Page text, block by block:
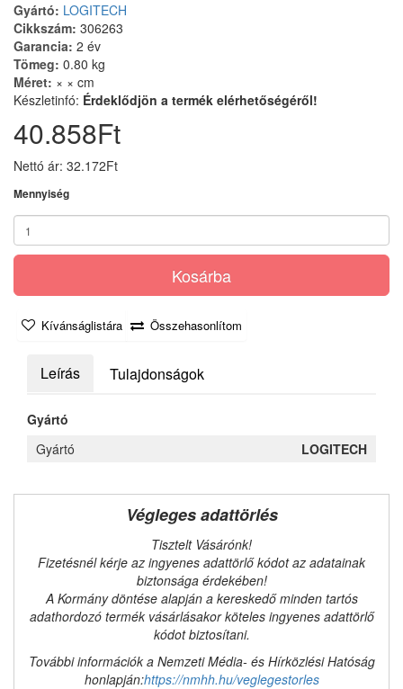
Gyártó: LOGITECH
Cikkszám: 306263
Garancia: 2 év
Tömeg: 0.80 kg
Méret: × × cm
Készletinfó: Érdeklődjön a termék elérhetőségéről!
40.858Ft
Nettó ár: 32.172Ft
Mennyiség
Kosárba
Kívánságlistára Összehasonlítom
Leírás Tulajdonságok
Gyártó
Gyártó
LOGITECH
Végleges adattörlés
Tisztelt Vásárónk!
Fizetésnél kérje az ingyenes adattörlő kódot az adatainak
biztonsága érdekében!
A Kormány döntése alapján a kereskedő minden tartós
adathordozó termék vásárlásakor köteles ingyenes adattörlő
kódot biztosítani.
További információk a Nemzeti Média- és Hírközlési Hatóság
honlapján:https://nmhh.hu/veglegestorles